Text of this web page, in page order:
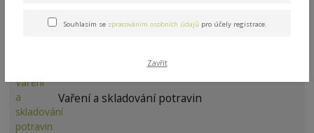
Pretty Up
Vaření a skladování potravin
Souhlasím se zpracováním osobních údajů pro účely registrace.
Zavřít